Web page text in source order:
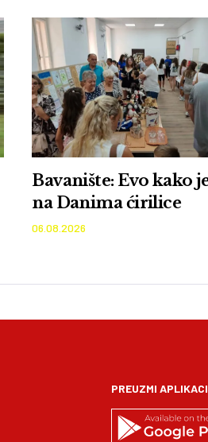
Bavanište: Evo kako
na Danima ćirilice
06.08.2026
PREUZMI